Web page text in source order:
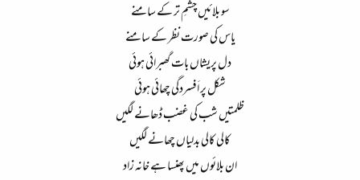
سو بلائیں چشمِ تر کے سامنے​
یاس کی صورت نظر کے سامنے​
دل پریشاں بات گھبرائی ہوئی​
شکل پر اَفسردگی چھائی ہوئی​
ظلمتیں شب کی غضب ڈھانے لگیں​
کالی کالی بدلیاں چھانے لگیں​
ان بلائوں میں پھنسا ہے خانہ زاد​